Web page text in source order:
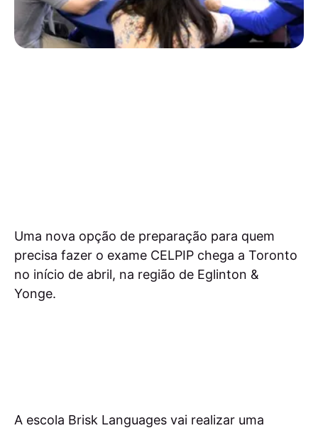
Uma nova opção de preparação para quem
precisa fazer o exame CELPIP chega a Toronto
no início de abril, na região de Eglinton &
Yonge.
A escola Brisk Languages vai realizar uma